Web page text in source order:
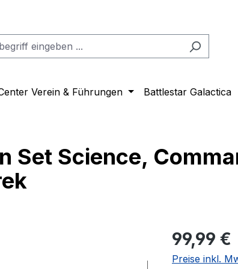
Verein & Führungen Battlestar Galactica
Set Science,
Regulärer Preis:
99,99 €
Preise inkl.